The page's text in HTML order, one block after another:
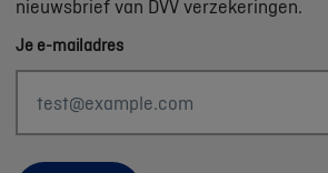
nieuwsbrief van DVV verzekeringen.
Je e-mailadres